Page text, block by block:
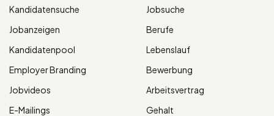
Kandidatensuche
Jobanzeigen
Kandidatenpool
Employer Branding
Jobvideos
E-Mailings
Jobsuche
Berufe
Lebenslauf
Bewerbung
Arbeitsvertrag
Gehalt